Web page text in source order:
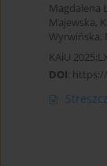
Magdalena
Majewska,
Wyrwińska,
KAiU
DOI: https://